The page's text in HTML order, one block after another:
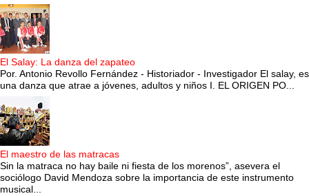
El Salay: La danza del zapateo
Por. Antonio Revollo Fernández - Historiador - Investigador El salay, es
una danza que atrae a jóvenes, adultos y niños I. EL ORIGEN PO...
El maestro de las matracas
Sin la matraca no hay baile ni fiesta de los morenos”, asevera el
sociólogo David Mendoza sobre la importancia de este instrumento
musical...